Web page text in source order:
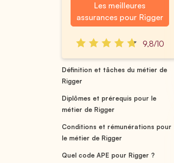
Les meilleures
assurances pour Rigger
9,8/10
Définition et tâches du métier de
Rigger
Diplômes et prérequis pour le
métier de Rigger
Conditions et rémunérations pour
le métier de Rigger
Quel code APE pour Rigger ?